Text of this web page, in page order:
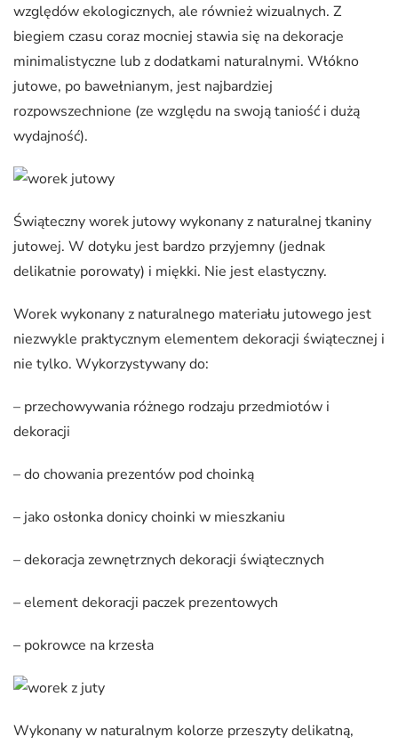
względów ekologicznych, ale również wizualnych. Z
biegiem czasu coraz mocniej stawia się na dekoracje
minimalistyczne lub z dodatkami naturalnymi. Włókno
jutowe, po bawełnianym, jest najbardziej
rozpowszechnione (ze względu na swoją taniość i dużą
wydajność).
Świąteczny worek jutowy wykonany z naturalnej tkaniny
jutowej. W dotyku jest bardzo przyjemny (jednak
delikatnie porowaty) i miękki. Nie jest elastyczny.
Worek wykonany z naturalnego materiału jutowego jest
niezwykle praktycznym elementem dekoracji świątecznej i
nie tylko. Wykorzystywany do:
– przechowywania różnego rodzaju przedmiotów i
dekoracji
– do chowania prezentów pod choinką
– jako osłonka donicy choinki w mieszkaniu
– dekoracja zewnętrznych dekoracji świątecznych
– element dekoracji paczek prezentowych
– pokrowce na krzesła
Wykonany w naturalnym kolorze przeszyty delikatną,